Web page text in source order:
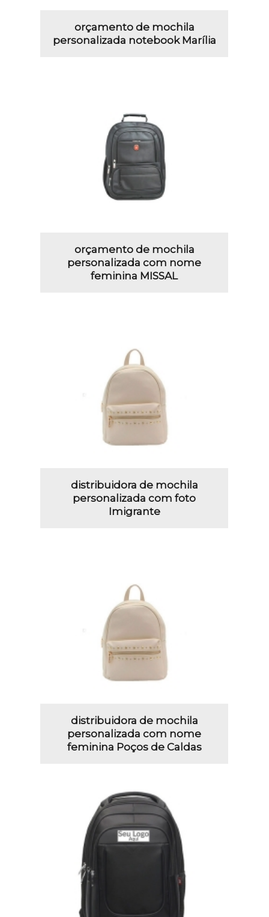
orçamento de mochila
personalizada notebook Marília
orçamento de mochila
personalizada com nome
feminina MISSAL
distribuidora de mochila
personalizada com foto
Imigrante
distribuidora de mochila
personalizada com nome
feminina Poços de Caldas